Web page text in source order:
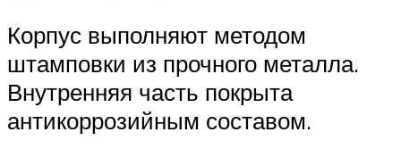
Корпус выполняют методом
штамповки из прочного металла.
Внутренняя часть покрыта
антикоррозийным составом.